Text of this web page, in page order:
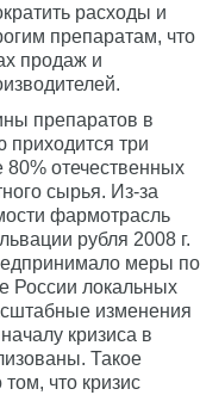
расходы и
препаратам, что
продаж и
препаратов в
три
отечественных
сырья. Из-за
фармотрасль
рубля 2008 г.
меры по
России локальных
изменения
кризиса в
Такое
что кризис